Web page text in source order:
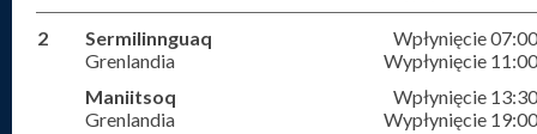
2
Sermilinnguaq
Grenlandia
Wpłynięcie 07:00
Wypłynięcie 11:00
Maniitsoq
Grenlandia
Wpłynięcie 13:30
Wypłynięcie 19:00